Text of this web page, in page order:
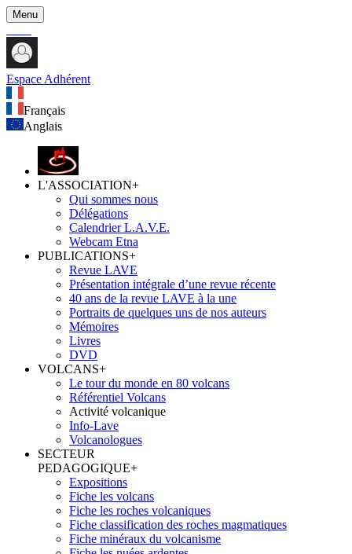
Menu
Espace Adhérent
Français
Anglais
L'ASSOCIATION+
Qui sommes nous
Délégations
Calendrier L.A.V.E.
Webcam Etna
PUBLICATIONS+
Revue LAVE
Présentation intégrale d’une revue récente
40 ans de la revue LAVE à la une
Portraits de quelques uns de nos auteurs
Mémoires
Livres
DVD
VOLCANS+
Le tour du monde en 80 volcans
Référentiel Volcans
Activité volcanique
Info-Lave
Volcanologues
SECTEUR
PEDAGOGIQUE+
Expositions
Fiche les volcans
Fiche les roches volcaniques
Fiche classification des roches magmatiques
Fiche minéraux du volcanisme